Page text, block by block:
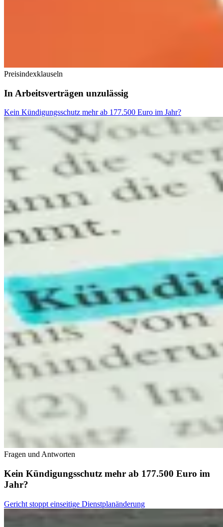
Preisindexklauseln
In Arbeitsverträgen unzulässig
Kein Kündigungsschutz mehr ab 177.500 Euro im Jahr?
Fragen und Antworten
Kein Kündigungsschutz mehr ab 177.500 Euro im
Jahr?
Gericht stoppt einseitige Dienstplanänderung